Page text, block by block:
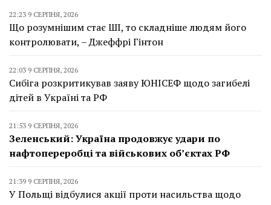
22:23 9 СЕРПНЯ, 2026
Що розумнішим стає ШІ, то складніше людям його
контролювати, – Джеффрі Гінтон
22:03 9 СЕРПНЯ, 2026
Сибіга розкритикував заяву ЮНІСЕФ щодо загибелі
дітей в Україні та РФ
21:53 9 СЕРПНЯ, 2026
Зеленський: Україна продовжує удари по
нафтопереробці та військових об’єктах РФ
21:39 9 СЕРПНЯ, 2026
У Польщі відбулися акції проти насильства щодо